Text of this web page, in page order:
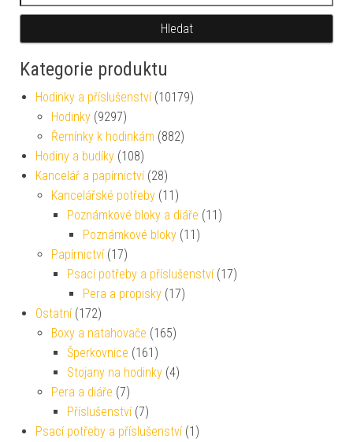
Hledat
Kategorie produktu
Hodinky a příslušenství (10179)
Hodinky (9297)
Řemínky k hodinkám (882)
Hodiny a budíky (108)
Kancelář a papírnictví (28)
Kancelářské potřeby (11)
Poznámkové bloky a diáře (11)
Poznámkové bloky (11)
Papírnictví (17)
Psací potřeby a příslušenství (17)
Pera a propisky (17)
Ostatní (172)
Boxy a natahovače (165)
Šperkovnice (161)
Stojany na hodinky (4)
Pera a diáře (7)
Příslušenství (7)
Psací potřeby a příslušenství (1)